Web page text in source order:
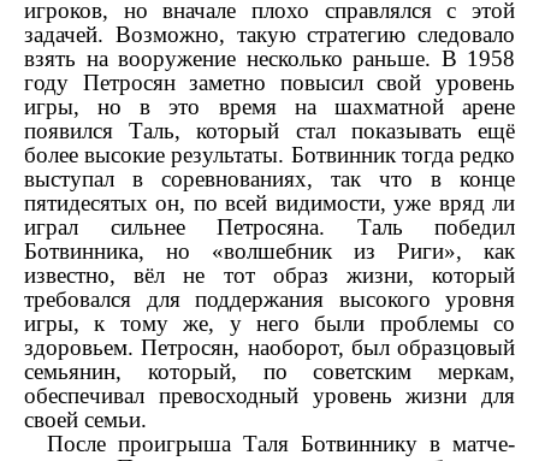
игроков, но вначале плохо справлялся с этой
задачей. Возможно, такую стратегию следовало
взять на вооружение несколько раньше. В 1958
году Петросян заметно повысил свой уровень
игры, но в это время на шахматной арене
появился Таль, который стал показывать ещё
более высокие результаты. Ботвинник тогда редко
выступал в соревнованиях, так что в конце
пятидесятых он, по всей видимости, уже вряд ли
играл сильнее Петросяна. Таль победил
Ботвинника, но «волшебник из Риги», как
известно, вёл не тот образ жизни, который
требовался для поддержания высокого уровня
игры, к тому же, у него были проблемы со
здоровьем. Петросян, наоборот, был образцовый
семьянин, который, по советским меркам,
обеспечивал превосходный уровень жизни для
своей семьи.
После проигрыша Таля Ботвиннику в матче-